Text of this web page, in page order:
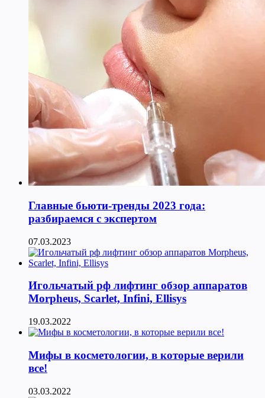
Главные бьюти-тренды 2023 года:
разбираемся с экспертом
07.03.2023
Игольчатый рф лифтинг обзор аппаратов
Morpheus, Scarlet, Infini, Ellisys
19.03.2022
Мифы в косметологии, в которые верили
все!
03.03.2022